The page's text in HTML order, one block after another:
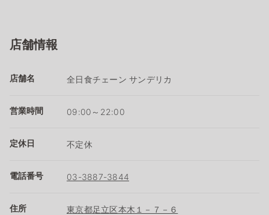
店舗情報
店舗名 全日食チェーン サンデリカ
営業時間 09:00～22:00
定休日 不定休
電話番号 03-3887-3844
住所 東京都足立区本木１－７－６